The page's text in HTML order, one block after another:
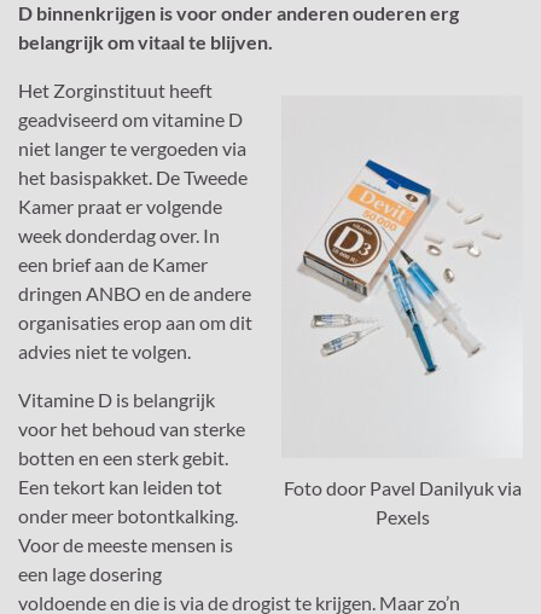
D binnenkrijgen is voor onder anderen ouderen erg
belangrijk om vitaal te blijven.
Foto door Pavel Danilyuk via
Pexels
Het Zorginstituut heeft
geadviseerd om vitamine D
niet langer te vergoeden via
het basispakket. De Tweede
Kamer praat er volgende
week donderdag over. In
een brief aan de Kamer
dringen ANBO en de andere
organisaties erop aan om dit
advies niet te volgen.
Vitamine D is belangrijk
voor het behoud van sterke
botten en een sterk gebit.
Een tekort kan leiden tot
onder meer botontkalking.
Voor de meeste mensen is
een lage dosering
voldoende en die is via de drogist te krijgen. Maar zo’n